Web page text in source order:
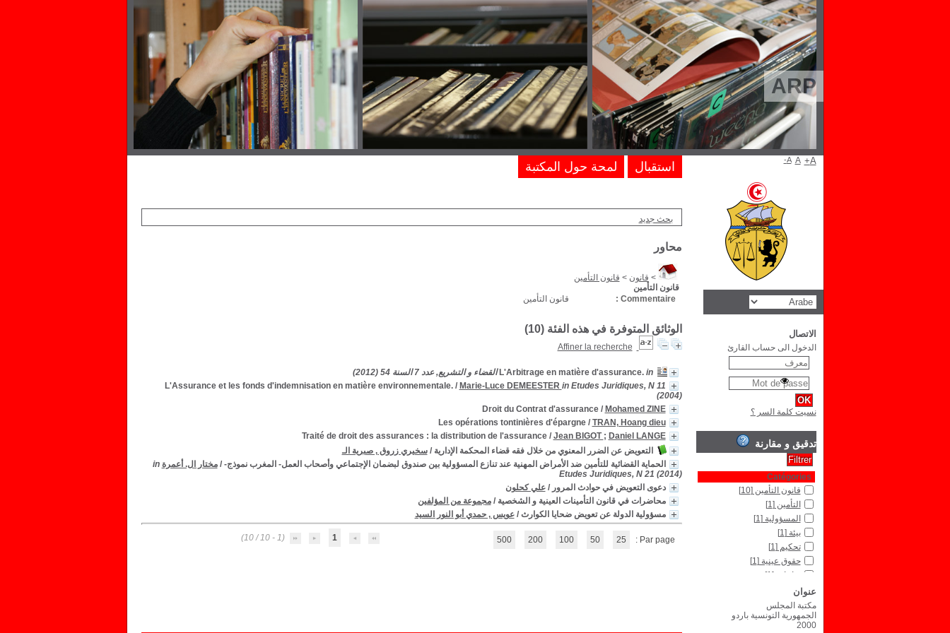
ARP
بحث جديد
محاور
> قانون > قانون التأمين
قانون التأمين
Commentaire :
قانون التأمين
الوثائق المتوفرة في هذه الفئة (10
)
Affiner la recherche
L'Arbitrage en matière d'assurance. in القضاء و التشريع, عدد 7 السنة 54 (2012)
L'Assurance et les fonds d'indemnisation en matière environnementale./ Marie-Luce DEMEESTER in Etudes Juridiques, N 11
(2004)
Droit du Contrat d'assurance/ Mohamed ZINE
Les opérations tontinières d'épargne/ TRAN, Hoang dieu
Traité de droit des assurances : la distribution de l'assurance/ Jean BIGOT ; Daniel LANGE
التعويض عن الضرر المعنوي من خلال فقه قضاء المحكمة الإدارية /سخيري زروق , صبرية الـ
الحماية القضائية للتأمين ضد الأمراض المهنية عند تنازع المسؤولية بين صندوق لبضمان الإجتماعي وأصحاب العمل- المغرب نموذج- /مختار ال. أعمرة in
Etudes Juridiques, N 21 (2014)
دعوى التعويض في حوادث المرور /علي كحلون
محاضرات في قانون التأمينات العينية و الشخصية /مجموعة من المؤلفين
مسؤولية الدولة عن تعويض ضحايا الكوارث /عويس , حمدي أبو النور السيد
1
(1 - 10 / 10) Par page :
25
50
100
200
500
استقبال لمحة حول المكتبة A- A A+
الاتصال
الدخول الى حساب القارئ
نسيت كلمة السر ؟
تدقيق و مقارنة
Catégories
قانون التأمين [10]
التأمين [1]
المسؤولية [1]
بيئة [1]
تحكيم [1]
حقوق عينية [1]
نزاعات[1]
Type de document
نص مكتوب
عنوان
مكتبة المجلس
الجمهورية التونسية باردو
2000